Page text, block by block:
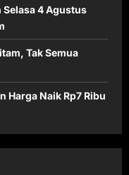
Selasa 4 Agustus
Tak Semua
Harga Naik Rp7 Ribu